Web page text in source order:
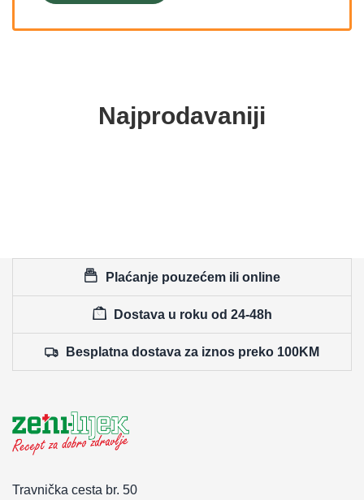
Najprodavaniji
Plaćanje pouzećem ili online
Dostava u roku od 24-48h
Besplatna dostava za iznos preko 100KM
Travnička cesta br. 50